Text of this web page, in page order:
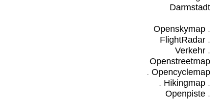
Darmstadt
Openskymap.
FlightRadar.
Verkehr.
Openstreetmap
. Opencyclemap
. Hikingmap.
Openpiste.